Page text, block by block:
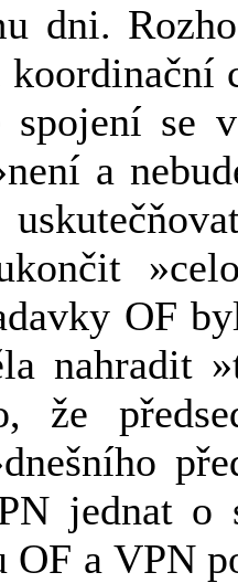
dni.
spojení se
a
OF
nahradit
že
jednat o
OF a VPN